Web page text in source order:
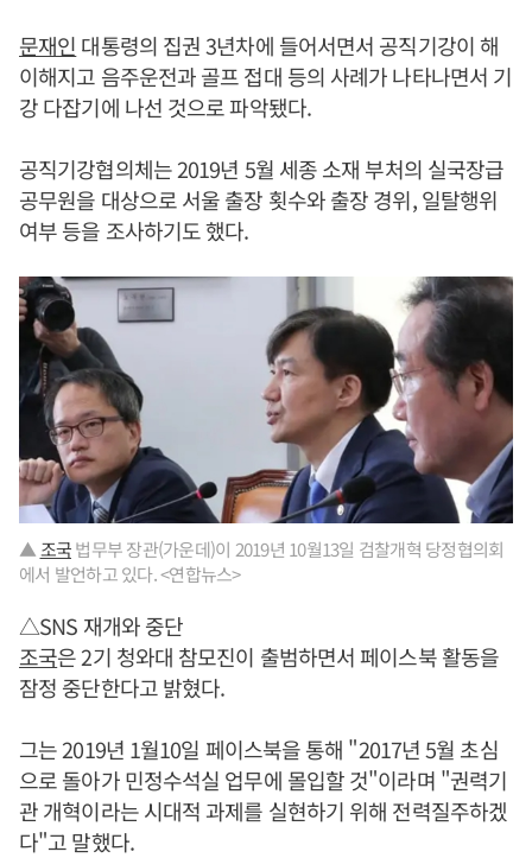
문재인 대통령의 집권 3년차에 들어서면서 공직기강이 해
이해지고 음주운전과 골프 접대 등의 사례가 나타나면서 기
강 다잡기에 나선 것으로 파악됐다.
공직기강협의체는 2019년 5월 세종 소재 부처의 실국장급
공무원을 대상으로 서울 출장 횟수와 출장 경위, 일탈행위
여부 등을 조사하기도 했다.
▲조국법무부 장관(가운데)이 2019년 10월13일 검찰개혁 당정협의회
에서 발언하고 있다. <연합뉴스>
△SNS 재개와 중단
조국은 2기 청와대 참모진이 출범하면서 페이스북 활동을
잠정 중단한다고 밝혔다.
그는 2019년 1월10일 페이스북을 통해 "2017년 5월 초심
으로 돌아가 민정수석실 업무에 몰입할 것"이라며 "권력기
관 개혁이라는 시대적 과제를 실현하기 위해 전력질주하겠
다"고 말했다.